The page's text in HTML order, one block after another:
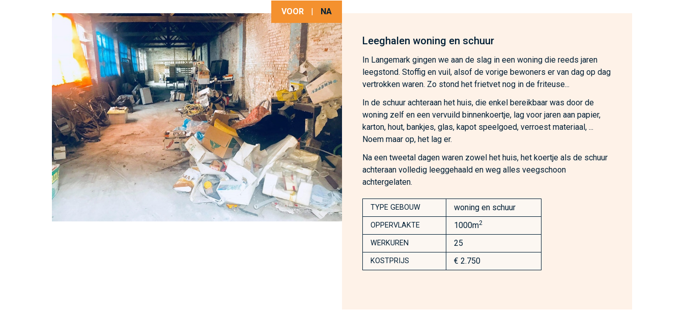
VOOR | NA
Leeghalen woning en schuur
In Langemark gingen we aan de slag in een woning die reeds jaren
leegstond. Stoffig en vuil, alsof de vorige bewoners er van dag op dag
vertrokken waren. Zo stond het frietvet nog in de friteuse...
In de schuur achteraan het huis, die enkel bereikbaar was door de
woning zelf en een vervuild binnenkoertje, lag voor jaren aan papier,
karton, hout, bankjes, glas, kapot speelgoed, verroest materiaal, ...
Noem maar op, het lag er.
Na een tweetal dagen waren zowel het huis, het koertje als de schuur
achteraan volledig leeggehaald en weg alles veegschoon
achtergelaten.
TYPE GEBOUW woning en schuur
OPPERVLAKTE 1000m2
WERKUREN 25
KOSTPRIJS € 2.750